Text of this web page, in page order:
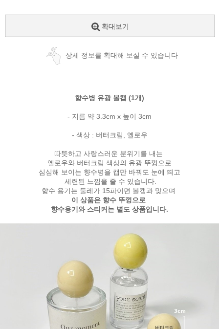
확대보기
상세 정보를 확대해 보실 수 있습니다
향수병 유광 볼캡 (1개)
- 지름 약 3.3cm x 높이 3cm
- 색상 : 버터크림, 옐로우
따뜻하고 사랑스러운 분위기를 내는
옐로우와 버터크림 색상의 유광 뚜껑으로
심심해 보이는 향수병을 캡만 바꿔도 눈에 띄고
세련된 느낌을 줄 수 있습니다.
향수 용기는 둘레가 15파이면 볼캡과 맞으며
이 상품은 향수 뚜껑으로
향수용기와 스티커는 별도 상품입니다.